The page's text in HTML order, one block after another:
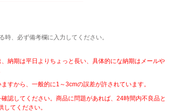
時、必ず備考欄に入力してください。
納期は平日よりちょっと長い、具体的にな納期はメールや
すから、一般的に1～3cmの誤差が許されています。
認してください。商品に問題があれば、24時間内不良品と
てください。